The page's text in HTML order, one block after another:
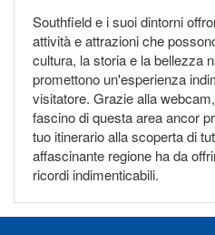
Southfield e i suoi dintorni
attività e attrazioni che
cultura, la storia e la bellezza
promettono un'esperienza
visitatore. Grazie alla
fascino di questa area ancor
tuo itinerario alla scoperta di
affascinante regione ha da
ricordi indimenticabili.